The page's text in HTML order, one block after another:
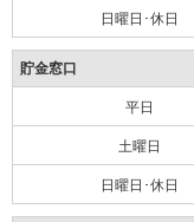
日曜日･休日
貯金窓口
平日
土曜日
日曜日･休日